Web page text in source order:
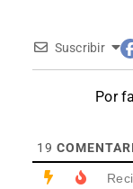
Suscribir
Por
19